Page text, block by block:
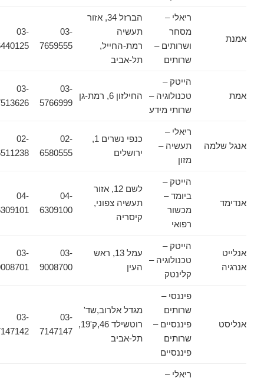
אמנת
ריאלי –
מסחר
ושרותים –
שרותים
הברזל 34, אזור
תעשיה
רמת-החייל,
תל-אביב
03-
7659555
03-
6440125
אמת
הייטק –
טכנולוגיה –
שרותי מידע
החילזון 6, רמת-גן
03-
5766999
03-
7513626
אנגל שלמה
ריאלי –
תעשיה –
מזון
כנפי נשרים 1,
ירושלים
02-
6580555
02-
6511238
אנדימד
הייטק –
ביומד –
מכשור
רפואי
לשם 12, אזור
תעשיה צפוני,
קיסריה
04-
6309100
04-
6309101
אנלייט
אנרגיה
הייטק –
טכנולוגיה –
קלינטק
עמל 13, ראש
העין
03-
9008700
03-
9008701
אנליסט
פיננסי –
שרותים
פיננסיים –
שרותים
פיננסיים
מגדל אלרוב,שד'
רוטשילד 46,ק'19,
תל-אביב
03-
7147147
03-
7147142
ריאלי –